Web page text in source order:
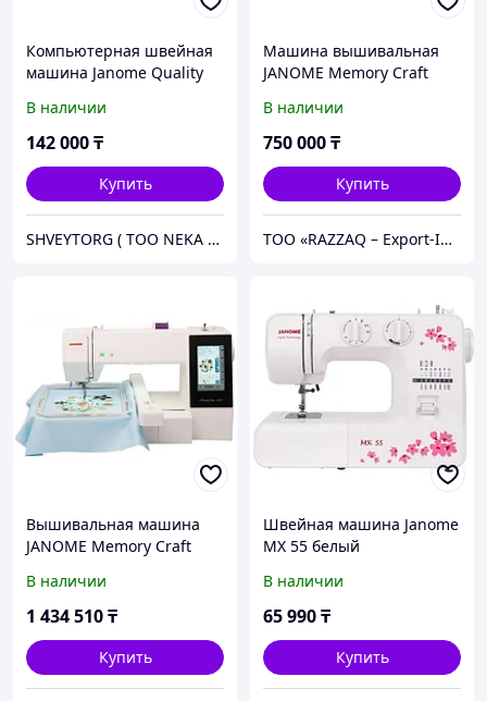
Компьютерная швейная
машина Janome Quality
В наличии
142 000₸
Купить
SHVEYTORG ( ТОО NEKA TRADE )
Машина вышивальная
JANOME Memory Craft
вышивальных дизайнов -
180, потребляемая
В наличии
750 000₸
Купить
ТОО «RAZZAQ – Export-Import corporation» - комплексное оснащение школ и производственных предприятии
Вышивальная машина
JANOME Memory Craft
В наличии
1 434 510₸
Купить
Швейная машина Janome
MX 55 белый
В наличии
65 990₸
Купить